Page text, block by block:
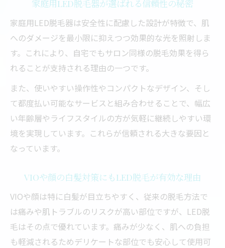
家庭用LED脱毛器が選ばれる信頼性の秘密
家庭用LED脱毛器は安全性に配慮した設計が特徴で、肌
へのダメージを最小限に抑えつつ効果的な光を照射しま
す。これにより、自宅でもサロン同様の脱毛効果を得ら
れることが支持される理由の一つです。
また、使いやすい操作性やコンパクトなデザイン、そし
て都度払い可能なサービスと組み合わせることで、幅広
い年齢層やライフスタイルの方が気軽に継続しやすい環
境を実現しています。これらが信頼される大きな要因と
なっています。
VIOや顔の白髪対策にもLED脱毛が有効な理由
VIOや顔は特に白髪が目立ちやすく、従来の脱毛方法で
は痛みや肌トラブルのリスクが高い部位ですが、LED脱
毛はその点で優れています。痛みが少なく、肌への負担
も軽減されるためデリケートな部位でも安心して使用可